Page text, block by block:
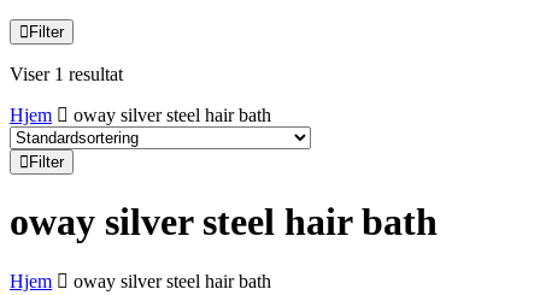
Filter
Viser 1 resultat
Hjem
oway silver steel hair bath
Filter
oway silver steel hair bath
Hjem oway silver steel hair bath